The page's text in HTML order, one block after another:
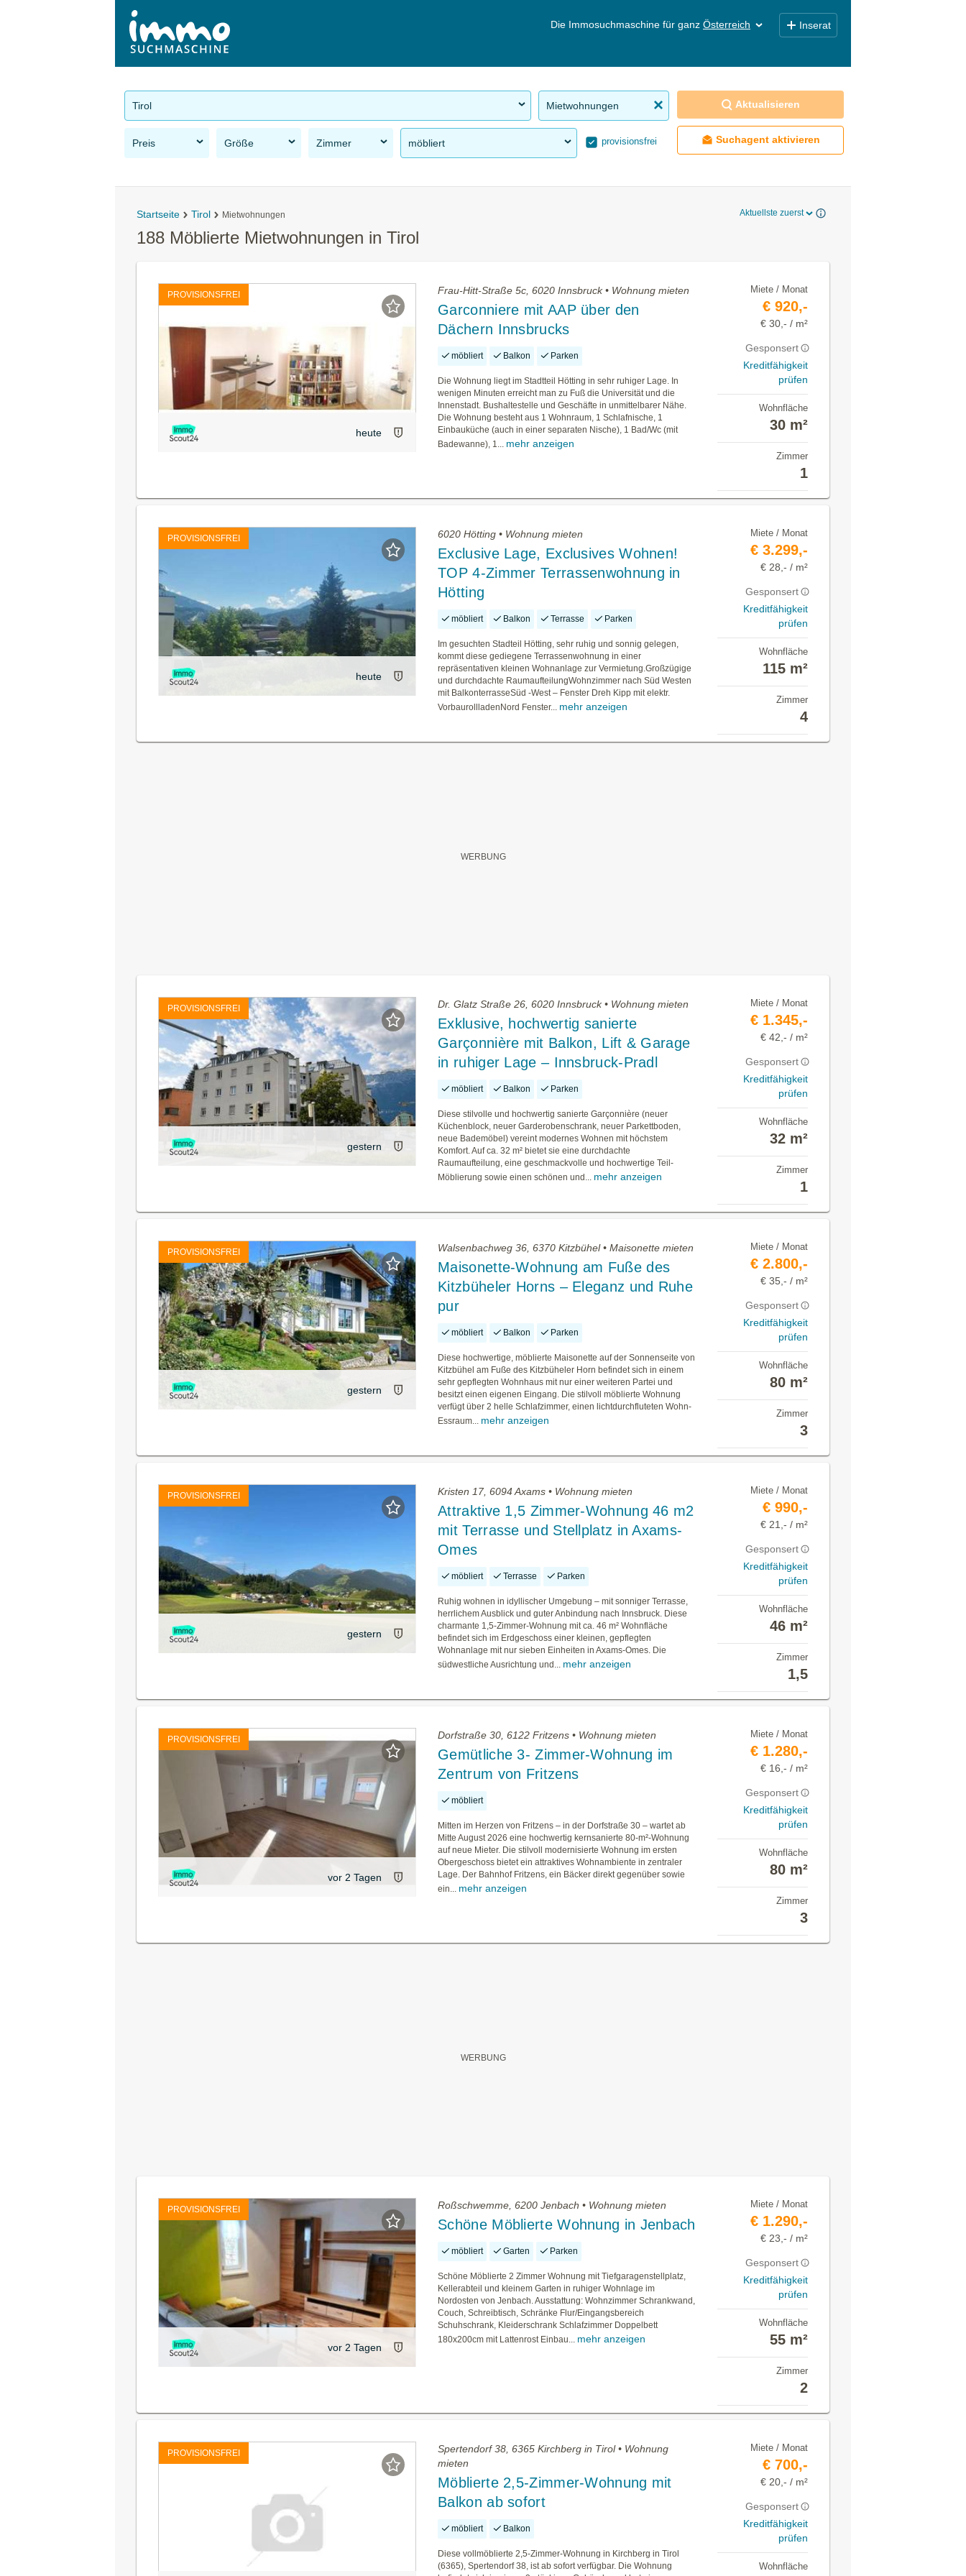
Die Immosuchmaschine für ganz Österreich Inserat
Tirol Mietwohnungen
Preis Größe Zimmer möbliert provisionsfrei
Aktualisieren
Suchagent aktivieren
Startseite Tirol Mietwohnungen Aktuellste zuerst
188 Möblierte Mietwohnungen in Tirol
PROVISIONSFREI
heute
Frau-Hitt-Straße 5c, 6020 Innsbruck • Wohnung mieten
Garconniere mit AAP über den
Dächern Innsbrucks
möbliert Balkon Parken
Die Wohnung liegt im Stadtteil Hötting in sehr ruhiger Lage. In
wenigen Minuten erreicht man zu Fuß die Universität und die
Innenstadt. Bushaltestelle und Geschäfte in unmittelbarer Nähe.
Die Wohnung besteht aus 1 Wohnraum, 1 Schlafnische, 1
Einbauküche (auch in einer separaten Nische), 1 Bad/Wc (mit
Badewanne), 1... mehr anzeigen
Miete / Monat
€ 920,-
€ 30,- / m²
Gesponsert
Kreditfähigkeit
prüfen
Wohnfläche
30 m²
Zimmer
1
PROVISIONSFREI
heute
6020 Hötting • Wohnung mieten
Exclusive Lage, Exclusives Wohnen!
TOP 4-Zimmer Terrassenwohnung in
Hötting
möbliert Balkon Terrasse Parken
Im gesuchten Stadteil Hötting, sehr ruhig und sonnig gelegen,
kommt diese gediegene Terrassenwohnung in einer
repräsentativen kleinen Wohnanlage zur Vermietung.Großzügige
und durchdachte RaumaufteilungWohnzimmer nach Süd Westen
mit BalkonterrasseSüd -West – Fenster Dreh Kipp mit elektr.
VorbaurollladenNord Fenster... mehr anzeigen
Miete / Monat
€ 3.299,-
€ 28,- / m²
Gesponsert
Kreditfähigkeit
prüfen
Wohnfläche
115 m²
Zimmer
4
PROVISIONSFREI
gestern
Dr. Glatz Straße 26, 6020 Innsbruck • Wohnung mieten
Exklusive, hochwertig sanierte
Garçonnière mit Balkon, Lift & Garage
in ruhiger Lage – Innsbruck-Pradl
möbliert Balkon Parken
Diese stilvolle und hochwertig sanierte Garçonnière (neuer
Küchenblock, neuer Garderobenschrank, neuer Parkettboden,
neue Bademöbel) vereint modernes Wohnen mit höchstem
Komfort. Auf ca. 32 m² bietet sie eine durchdachte
Raumaufteilung, eine geschmackvolle und hochwertige Teil-
Möblierung sowie einen schönen und... mehr anzeigen
Miete / Monat
€ 1.345,-
€ 42,- / m²
Gesponsert
Kreditfähigkeit
prüfen
Wohnfläche
32 m²
Zimmer
1
PROVISIONSFREI
gestern
Walsenbachweg 36, 6370 Kitzbühel • Maisonette mieten
Maisonette-Wohnung am Fuße des
Kitzbüheler Horns – Eleganz und Ruhe
pur
möbliert Balkon Parken
Diese hochwertige, möblierte Maisonette auf der Sonnenseite von
Kitzbühel am Fuße des Kitzbüheler Horn befindet sich in einem
sehr gepflegten Wohnhaus mit nur einer weiteren Partei und
besitzt einen eigenen Eingang. Die stilvoll möblierte Wohnung
verfügt über 2 helle Schlafzimmer, einen lichtdurchfluteten Wohn-
Essraum... mehr anzeigen
Miete / Monat
€ 2.800,-
€ 35,- / m²
Gesponsert
Kreditfähigkeit
prüfen
Wohnfläche
80 m²
Zimmer
3
PROVISIONSFREI
gestern
Kristen 17, 6094 Axams • Wohnung mieten
Attraktive 1,5 Zimmer-Wohnung 46 m2
mit Terrasse und Stellplatz in Axams-
Omes
möbliert Terrasse Parken
Ruhig wohnen in idyllischer Umgebung – mit sonniger Terrasse,
herrlichem Ausblick und guter Anbindung nach Innsbruck. Diese
charmante 1,5-Zimmer-Wohnung mit ca. 46 m² Wohnfläche
befindet sich im Erdgeschoss einer kleinen, gepflegten
Wohnanlage mit nur sieben Einheiten in Axams-Omes. Die
südwestliche Ausrichtung und... mehr anzeigen
Miete / Monat
€ 990,-
€ 21,- / m²
Gesponsert
Kreditfähigkeit
prüfen
Wohnfläche
46 m²
Zimmer
1,5
PROVISIONSFREI
vor 2 Tagen
Dorfstraße 30, 6122 Fritzens • Wohnung mieten
Gemütliche 3- Zimmer-Wohnung im
Zentrum von Fritzens
möbliert
Mitten im Herzen von Fritzens – in der Dorfstraße 30 – wartet ab
Mitte August 2026 eine hochwertig kernsanierte 80-m²-Wohnung
auf neue Mieter. Die stilvoll modernisierte Wohnung im ersten
Obergeschoss bietet ein attraktives Wohnambiente in zentraler
Lage. Der Bahnhof Fritzens, ein Bäcker direkt gegenüber sowie
ein... mehr anzeigen
Miete / Monat
€ 1.280,-
€ 16,- / m²
Gesponsert
Kreditfähigkeit
prüfen
Wohnfläche
80 m²
Zimmer
3
PROVISIONSFREI
vor 2 Tagen
Roßschwemme, 6200 Jenbach • Wohnung mieten
Schöne Möblierte Wohnung in Jenbach
möbliert Garten Parken
Schöne Möblierte 2 Zimmer Wohnung mit Tiefgaragenstellplatz,
Kellerabteil und kleinem Garten in ruhiger Wohnlage im
Nordosten von Jenbach. Ausstattung: Wohnzimmer Schrankwand,
Couch, Schreibtisch, Schränke Flur/Eingangsbereich
Schuhschrank, Kleiderschrank Schlafzimmer Doppelbett
180x200cm mit Lattenrost Einbau... mehr anzeigen
Miete / Monat
€ 1.290,-
€ 23,- / m²
Gesponsert
Kreditfähigkeit
prüfen
Wohnfläche
55 m²
Zimmer
2
PROVISIONSFREI
Spertendorf 38, 6365 Kirchberg in Tirol • Wohnung
mieten
Möblierte 2,5-Zimmer-Wohnung mit
Balkon ab sofort
möbliert Balkon
Diese vollmöblierte 2,5-Zimmer-Wohnung in Kirchberg in Tirol
(6365), Spertendorf 38, ist ab sofort verfügbar. Die Wohnung
Miete / Monat
€ 700,-
€ 20,- / m²
Gesponsert
Kreditfähigkeit
prüfen
Wohnfläche